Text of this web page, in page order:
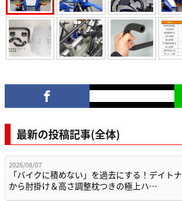
最新の投稿記事(全体)
2026/08/07
「バイクに積めない」を過去にする！デイトナ
から肘掛け＆高さ調整枕つきの極上ハ…